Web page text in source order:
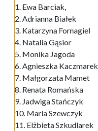
1. Ewa Barciak,
2. Adrianna Białek
3. Katarzyna Fornagiel
4. Natalia Gąsior
5. Monika Jagoda
6. Agnieszka Kaczmarek
7. Małgorzata Mamet
8. Renata Romańska
9. Jadwiga Stańczyk
10. Maria Szewczyk
11. Elżbieta Szkudlarek